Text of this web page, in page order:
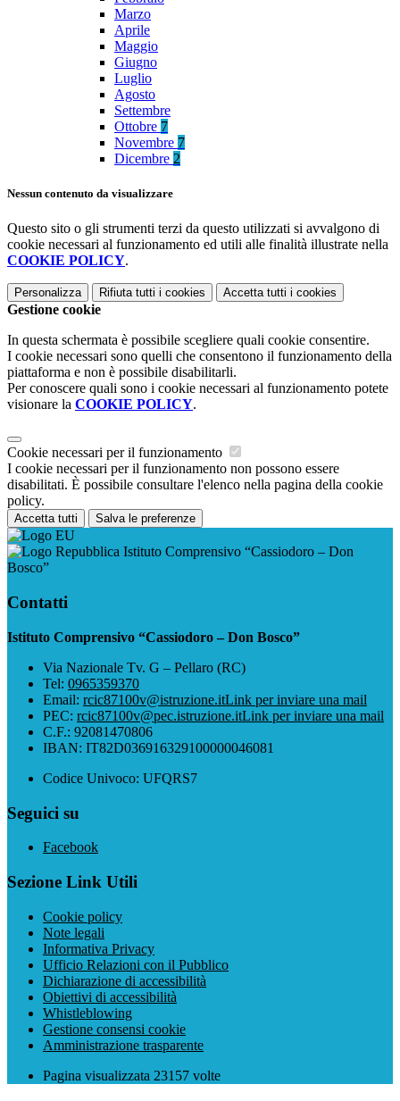
Marzo
Aprile
Maggio
Giugno
Luglio
Agosto
Settembre
Ottobre 7
Novembre 7
Dicembre 2
Nessun contenuto da visualizzare
Questo sito o gli strumenti terzi da questo utilizzati si avvalgono di
cookie necessari al funzionamento ed utili alle finalità illustrate nella
COOKIE POLICY.
Personalizza Rifiuta tutti i cookies Accetta tutti i cookies
Gestione cookie
In questa schermata è possibile scegliere quali cookie consentire.
I cookie necessari sono quelli che consentono il funzionamento della
piattaforma e non è possibile disabilitarli.
Per conoscere quali sono i cookie necessari al funzionamento potete
visionare la COOKIE POLICY.
Cookie necessari per il funzionamento
I cookie necessari per il funzionamento non possono essere
disabilitati. È possibile consultare l'elenco nella pagina della cookie
policy.
Accetta tutti Salva le preferenze
Istituto Comprensivo “Cassiodoro – Don
Bosco”
Contatti
Istituto Comprensivo “Cassiodoro – Don Bosco”
Via Nazionale Tv. G – Pellaro (RC)
Tel: 0965359370
Email: rcic87100v@istruzione.itLink per inviare una mail
PEC: rcic87100v@pec.istruzione.itLink per inviare una mail
C.F.: 92081470806
IBAN: IT82D036916329100000046081
Codice Univoco: UFQRS7
Seguici su
Facebook
Sezione Link Utili
Cookie policy
Note legali
Informativa Privacy
Ufficio Relazioni con il Pubblico
Dichiarazione di accessibilità
Obiettivi di accessibilità
Whistleblowing
Gestione consensi cookie
Amministrazione trasparente
Pagina visualizzata 23157 volte